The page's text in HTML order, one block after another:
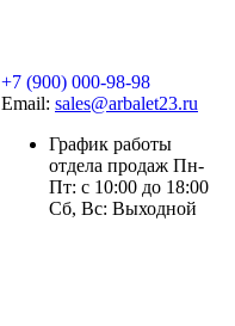
+7 (900) 000-98-98
Email: sales@arbalet23.ru
График работы
отдела продаж Пн-
Пт: с 10:00 до 18:00
Сб, Вс: Выходной